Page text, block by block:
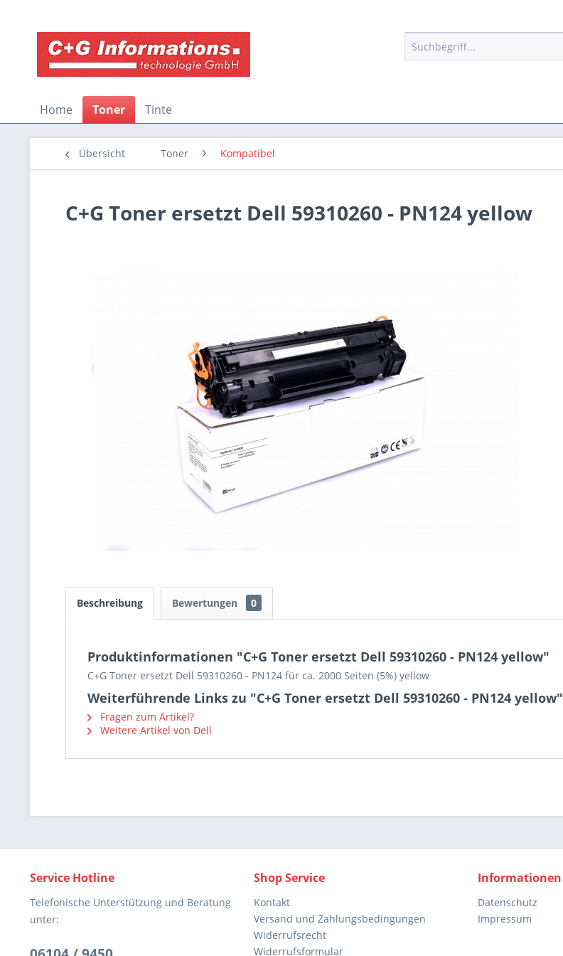
Home Toner Tinte
Übersicht Toner Kompatibel
C+G Toner ersetzt Dell 59310260 - PN124 yellow
Beschreibung Bewertungen 0
Produktinformationen "C+G Toner ersetzt Dell 59310260 - PN124 yellow"
C+G Toner ersetzt Dell 59310260 - PN124 für ca. 2000 Seiten (5%) yellow
Weiterführende Links zu "C+G Toner ersetzt Dell 59310260 - PN124 yellow"
Fragen zum Artikel?
Weitere Artikel von Dell
Service Hotline
Telefonische Unterstützung und Beratung
unter:
Shop Service
Kontakt
Versand und Zahlungsbedingungen
Widerrufsrecht
Widerrufsformular
Informationen
Datenschutz
Impressum